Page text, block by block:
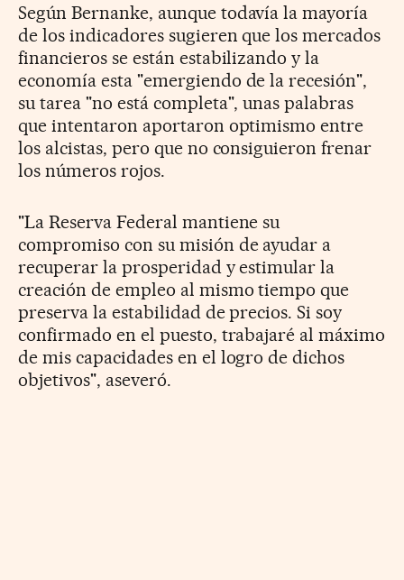
Según Bernanke, aunque todavía la mayoría
de los indicadores sugieren que los mercados
financieros se están estabilizando y la
economía esta "emergiendo de la recesión",
su tarea "no está completa", unas palabras
que intentaron aportaron optimismo entre
los alcistas, pero que no consiguieron frenar
los números rojos.
"La Reserva Federal mantiene su
compromiso con su misión de ayudar a
recuperar la prosperidad y estimular la
creación de empleo al mismo tiempo que
preserva la estabilidad de precios. Si soy
confirmado en el puesto, trabajaré al máximo
de mis capacidades en el logro de dichos
objetivos", aseveró.